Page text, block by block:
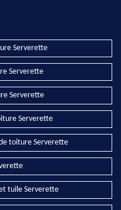
Serverette
Serverette
Serverette
Serverette
toiture Serverette
tuile Serverette